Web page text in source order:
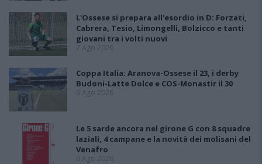
L'Ossese si prepara all'esordio in D: Forzati,
Cabrera, Tesio, Limongelli, Bolzicco e tanti
giovani tra i volti nuovi
7 Ago 2026
Coppa Italia: Aranova-Ossese il 23, i derby
Budoni-Latte Dolce e COS-Monastir il 30
6 Ago 2026
Le 5 sarde ancora nel girone G con 8 squadre
laziali, 4 campane e la novità dei molisani del
Venafro
6 Ago 2026